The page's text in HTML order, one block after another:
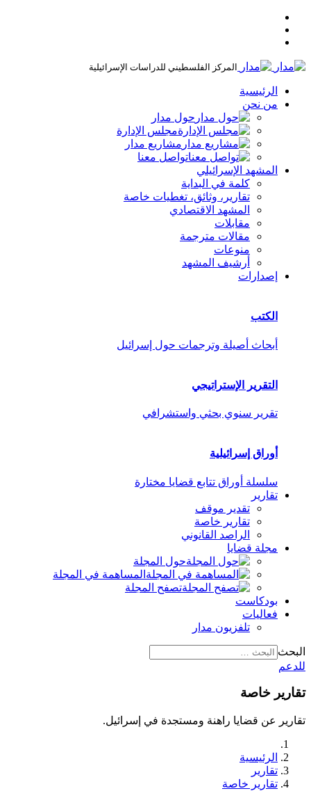
المركز الفلسطيني للدراسات الإسرائيلية
الرئيسية
من نحن
حول مدار
مجلس الإدارة
مشاريع مدار
تواصل معنا
المشهد الإسرائيلي
كلمة في البداية
تقارير، وثائق، تغطيات خاصة
المشهد الاقتصادي
مقابلات
مقالات مترجمة
منوعات
أرشيف المشهد
إصدارات
الكتب
أبحاث أصيلة وترجمات حول إسرائيل
التقرير الإستراتيجي
تقرير سنوي بحثي واستشرافي
أوراق إسرائيلية
سلسلة أوراق تتابع قضايا مختارة
تقارير
تقدير موقف
تقارير خاصة
الراصد القانوني
مجلة قضايا
حول المجلة
المساهمة في المجلة
تصفح المجلة
بودكاست
فعاليات
تلفزيون مدار
البحث
للدعم
تقارير خاصة
تقارير عن قضايا راهنة ومستجدة في إسرائيل.
الرئيسية
تقارير
تقارير خاصة